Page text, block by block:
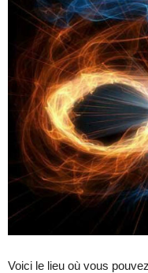
Voici le lieu où vous